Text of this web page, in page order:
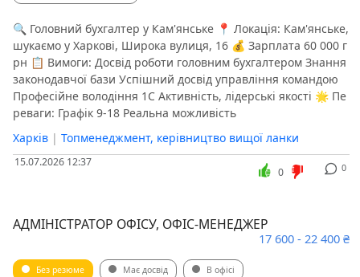
🔍 Головний бухгалтер у Кам'янське 📍 Локація: Кам'янське,
шукаємо у Харкові, Широка вулиця, 16 💰 Зарплата 60 000 г
рн 📋 Вимоги: Досвід роботи головним бухгалтером Знання
законодавчої бази Успішний досвід управління командою
Професійне володіння 1С Активність, лідерські якості 🌟 Пе
реваги: Графік 9-18 Реальна можливість
Харків | Топменеджмент, керівництво вищої ланки
15.07.2026 12:37 0
0
АДМІНІСТРАТОР ОФІСУ, ОФІС-МЕНЕДЖЕР
17 600 - 22 400 ₴
Без резюме Має досвід В офісі